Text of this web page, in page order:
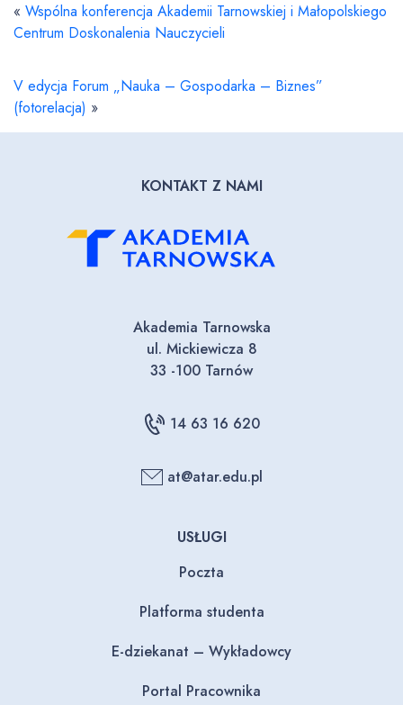
« Wspólna konferencja Akademii Tarnowskiej i Małopolskiego
Centrum Doskonalenia Nauczycieli
V edycja Forum „Nauka – Gospodarka – Biznes”
(fotorelacja) »
KONTAKT Z NAMI
Akademia Tarnowska
ul. Mickiewicza 8
33 -100 Tarnów
14 63 16 620
at@atar.edu.pl
USŁUGI
Poczta
Platforma studenta
E-dziekanat – Wykładowcy
Portal Pracownika